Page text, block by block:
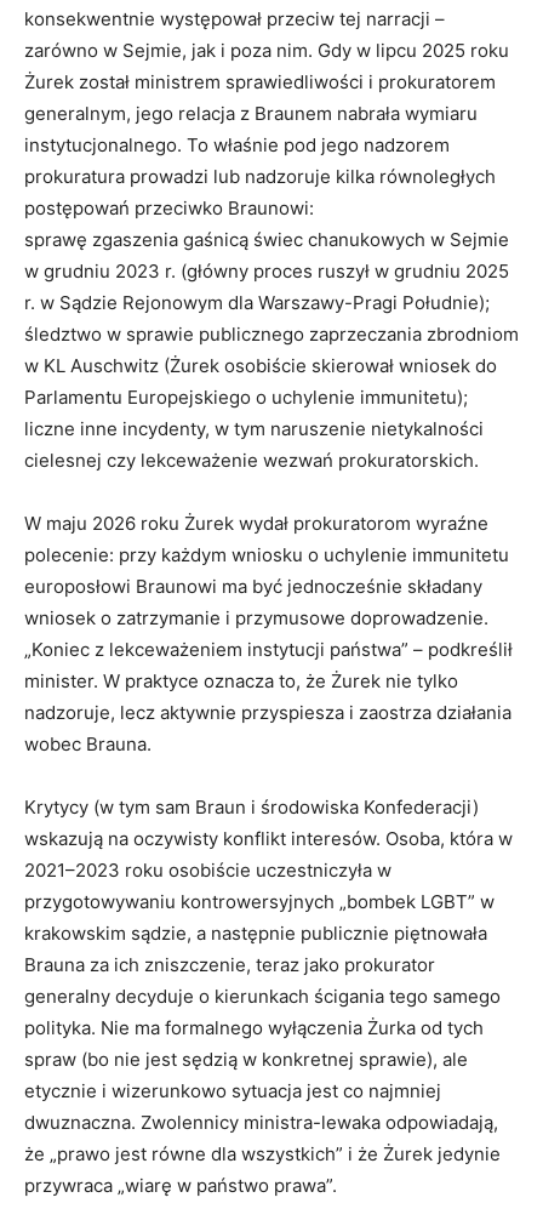
konsekwentnie występował przeciw tej narracji –
zarówno w Sejmie, jak i poza nim. Gdy w lipcu 2025 roku
Żurek został ministrem sprawiedliwości i prokuratorem
generalnym, jego relacja z Braunem nabrała wymiaru
instytucjonalnego. To właśnie pod jego nadzorem
prokuratura prowadzi lub nadzoruje kilka równoległych
postępowań przeciwko Braunowi:
sprawę zgaszenia gaśnicą świec chanukowych w Sejmie
w grudniu 2023 r. (główny proces ruszył w grudniu 2025
r. w Sądzie Rejonowym dla Warszawy-Pragi Południe);
śledztwo w sprawie publicznego zaprzeczania zbrodniom
w KL Auschwitz (Żurek osobiście skierował wniosek do
Parlamentu Europejskiego o uchylenie immunitetu);
liczne inne incydenty, w tym naruszenie nietykalności
cielesnej czy lekceważenie wezwań prokuratorskich.
W maju 2026 roku Żurek wydał prokuratorom wyraźne
polecenie: przy każdym wniosku o uchylenie immunitetu
europosłowi Braunowi ma być jednocześnie składany
wniosek o zatrzymanie i przymusowe doprowadzenie.
„Koniec z lekceważeniem instytucji państwa” – podkreślił
minister. W praktyce oznacza to, że Żurek nie tylko
nadzoruje, lecz aktywnie przyspiesza i zaostrza działania
wobec Brauna.
Krytycy (w tym sam Braun i środowiska Konfederacji)
wskazują na oczywisty konflikt interesów. Osoba, która w
2021–2023 roku osobiście uczestniczyła w
przygotowywaniu kontrowersyjnych „bombek LGBT” w
krakowskim sądzie, a następnie publicznie piętnowała
Brauna za ich zniszczenie, teraz jako prokurator
generalny decyduje o kierunkach ścigania tego samego
polityka. Nie ma formalnego wyłączenia Żurka od tych
spraw (bo nie jest sędzią w konkretnej sprawie), ale
etycznie i wizerunkowo sytuacja jest co najmniej
dwuznaczna. Zwolennicy ministra-lewaka odpowiadają,
że „prawo jest równe dla wszystkich” i że Żurek jedynie
przywraca „wiarę w państwo prawa”.